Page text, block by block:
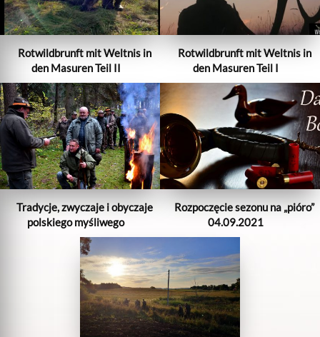
Rotwildbrunft mit Weltnis in
den Masuren Teil II
Rotwildbrunft mit Weltnis in
den Masuren Teil I
Tradycje, zwyczaje i obyczaje
polskiego myśliwego
Rozpoczęcie sezonu na „pióro”
04.09.2021